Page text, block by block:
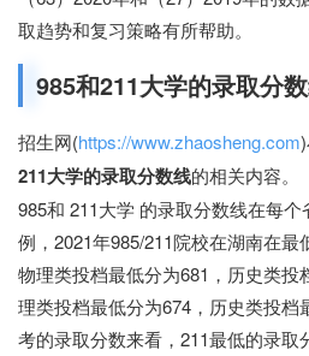
取趋势和复习策略有所帮助。
985和211大学的录取分
招生网(https://www.zhaosheng.com
211大学的录取分数线的相关内容。
985和 211大学 的录取分数线在每
例，2021年985/211院校在湖南在最
物理类投档最低分为681，历史类投
理类投档最低分为674，历史类投档
考的录取分数来看，211最低的录取